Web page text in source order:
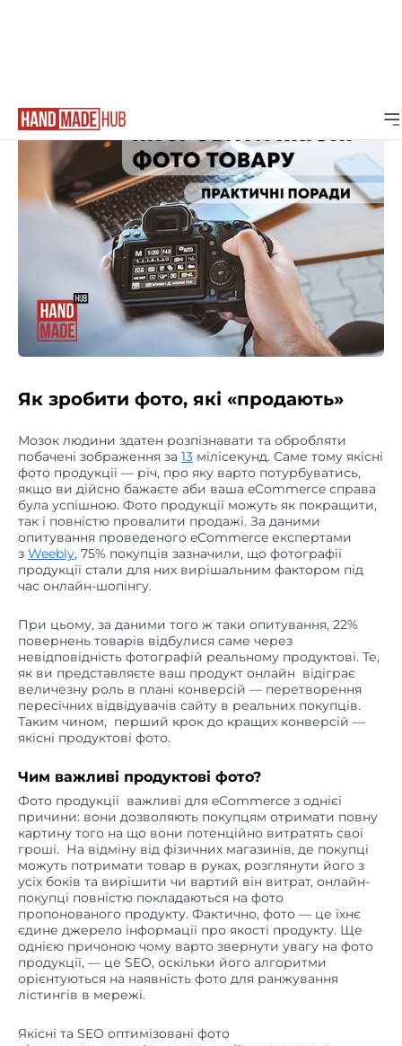
побачені зображення за13мілісекунд. Саме тому якісні
фото продукції — річ, про яку варто потурбуватись,
якщо ви дійсно бажаєте аби ваша eCommerce справа
була успішною. Фото продукції можуть як покращити,
так і повністю провалити продажі. За даними
опитування проведеного eCommerce експертами
зWeebly , 75% покупців зазначили, що фотографії
продукції стали для них вирішальним фактором під
час онлайн-шопінгу.
повернень товарів відбулися саме через
невідповідність фотографій реальному продуктові. Те,
як ви представляєте ваш продукт онлайн відіграє
величезну роль в плані конверсій — перетворення
пересічних відвідувачів сайту в реальних покупців.
Таким чином, перший крок до кращих конверсій —
якісні продуктові фото.
Фото продукції важливі для eCommerce з однієї
причини: вони дозволяють покупцям отримати повну
картину того на що вони потенційно витратять свої
гроші. На відміну від фізичних магазинів, де покупці
можуть потримати товар в руках, розглянути його з
усіх боків та вирішити чи вартий він витрат, онлайн-
покупці повністю покладаються на фото
пропонованого продукту. Фактично, фото — це їхнє
єдине джерело інформації про якості продукту. Ще
однією причоною чому варто звернути увагу на фото
продукції, — це SEO, оскільки його алгоритми
орієнтуються на наявність фото для ранжування
лістингів в мережі.
підвищують «видмість» продукції в пошукових